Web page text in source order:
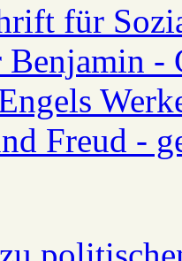
für
Benjamin -
Freud -